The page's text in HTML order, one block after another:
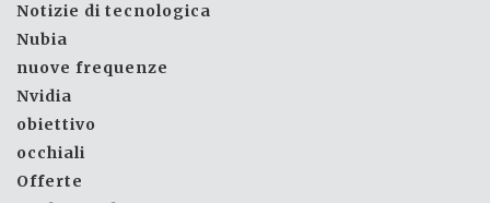
Notizie di tecnologica
Nubia
nuove frequenze
Nvidia
obiettivo
occhiali
Offerte